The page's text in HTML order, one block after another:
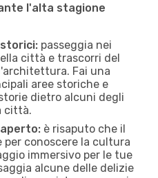
l'alta stagione
passeggia nei
città e trascorri del
Fai una
aree storiche e
dietro alcuni degli
città.
è risaputo che il
per conoscere la cultura
immersivo per le tue
alcune delle delizie